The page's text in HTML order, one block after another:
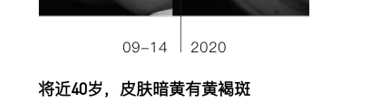
09-14 2020
将近40岁，皮肤暗黄有黄褐斑